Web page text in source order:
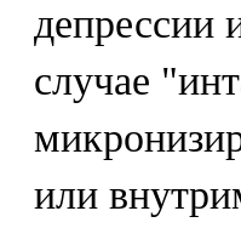
депрессии
случае
или